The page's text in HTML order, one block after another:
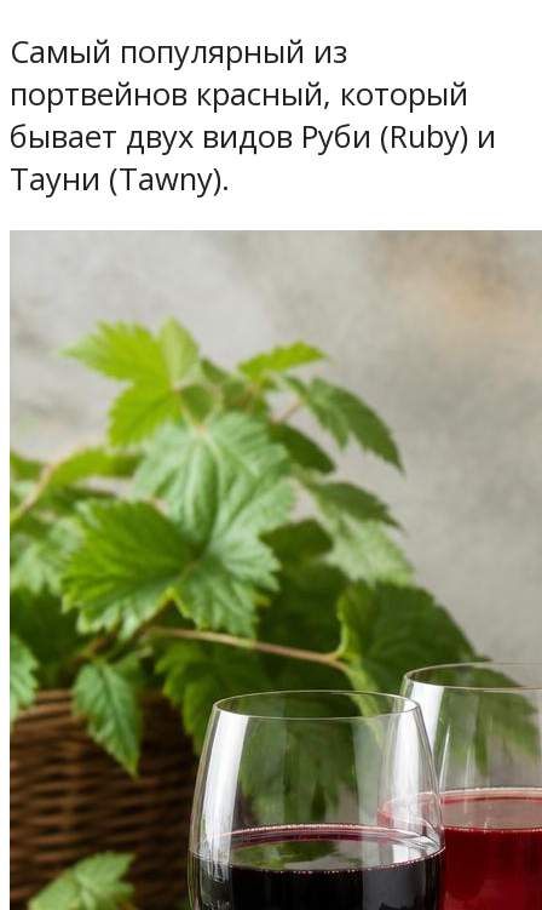
Самый популярный из
портвейнов красный, который
бывает двух видов Руби (Ruby) и
Тауни (Tawny).